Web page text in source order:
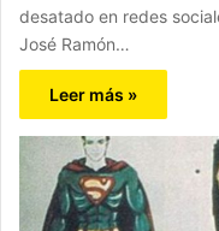
desatado en redes
José Ramón…
Leer más »